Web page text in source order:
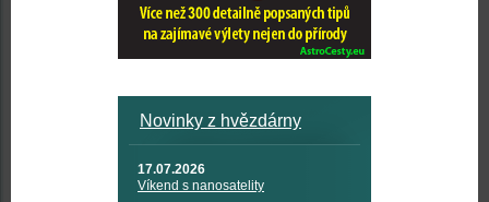
Novinky z hvězdárny
17.07.2026
Víkend s nanosatelity